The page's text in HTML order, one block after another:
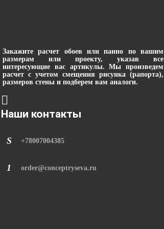
Закажите расчет обоев или панно по вашим
размерам или проекту, указав все
интересующие вас артикулы. Мы произведем
расчет с учетом смещения рисунка (рапорта),
размеров стены и подберем вам аналоги.
Наши контакты
+78007004385
order@conceptryseva.ru